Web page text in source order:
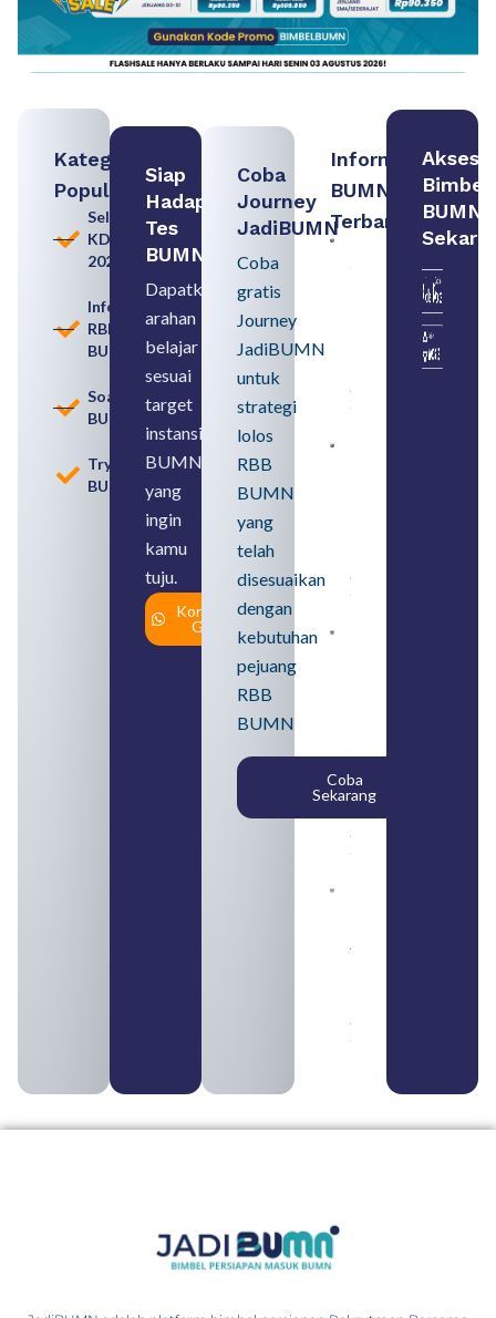
Kategori
Populer
Seleksi
KDKMP
2026
Informasi
RBB
BUMN
Soal
BUMN
Tryout
BUMN
Siap
Hadapi
Tes
BUMN
Dapatkan
arahan
belajar
sesuai
target
instansi
BUMN
yang
ingin
kamu
tuju.
Konsultasi
Gratis
Coba
Journey
JadiBUMN
Coba
gratis
Journey
JadiBUMN
untuk
strategi
lolos
RBB
BUMN
yang
telah
disesuaikan
dengan
kebutuhan
pejuang
RBB
BUMN
Coba
Sekarang
Informasi
BUMN
Terbaru:
Persiapan
Seleksi
Rekrutmen
Memahami
August 8,
2026
August 6,
2026
SMA
Syarat,
Posisi,
dan
Cara
Daftar
August 5,
2026
yang
August 4,
2026
Akses
Bimbel
BUMN